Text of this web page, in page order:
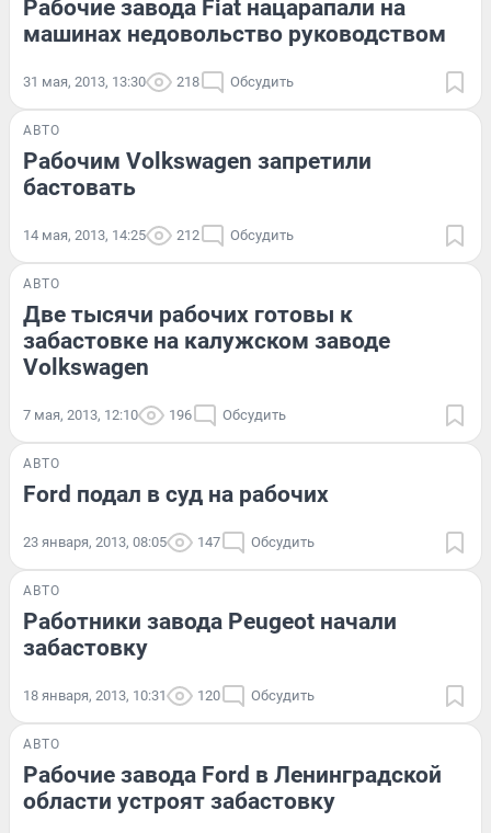
Рабочие завода Fiat нацарапали на
машинах недовольство руководством
31 мая, 2013, 13:30 218 Обсудить
АВТО
Рабочим Volkswagen запретили
бастовать
14 мая, 2013, 14:25 212 Обсудить
АВТО
Две тысячи рабочих готовы к
забастовке на калужском заводе
Volkswagen
7 мая, 2013, 12:10 196 Обсудить
АВТО
Ford подал в суд на рабочих
23 января, 2013, 08:05 147 Обсудить
АВТО
Работники завода Peugeot начали
забастовку
18 января, 2013, 10:31 120 Обсудить
АВТО
Рабочие завода Ford в Ленинградской
области устроят забастовку